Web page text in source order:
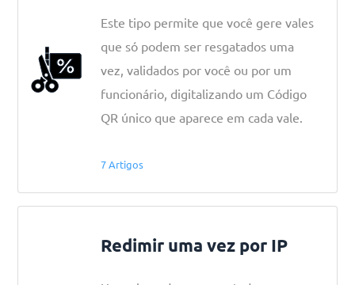
Este tipo permite que você gere vales
que só podem ser resgatados uma
vez, validados por você ou por um
funcionário, digitalizando um Código
QR único que aparece em cada vale.
7 Artigos
Redimir uma vez por IP